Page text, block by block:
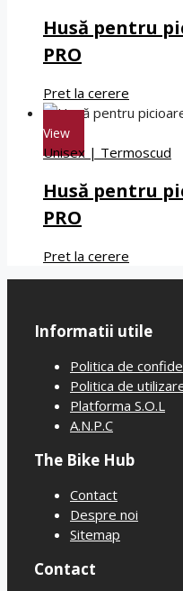
Husă pentru
PRO
Pret la cerere
View
Unisex | Termoscud
Husă pentru
PRO
Pret la cerere
Informatii utile
Politica de
Politica de
Platforma S.O.L
A.N.P.C
The Bike Hub
Contact
Despre noi
Sitemap
Contact